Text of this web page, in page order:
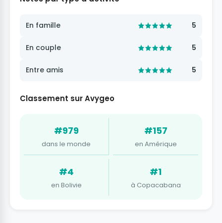
En famille 5
En couple 5
Entre amis 5
Classement sur Avygeo
#979
dans le monde
#157
en Amérique
#4
en Bolivie
#1
à Copacabana